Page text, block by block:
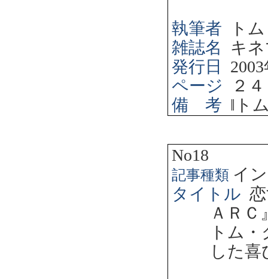
執筆者
ト
雑誌名
キ
発行日
2003
ページ
２
備 考 ‖ ト
No18
記事種類 イ
タイトル
ＡＲ
トム
した